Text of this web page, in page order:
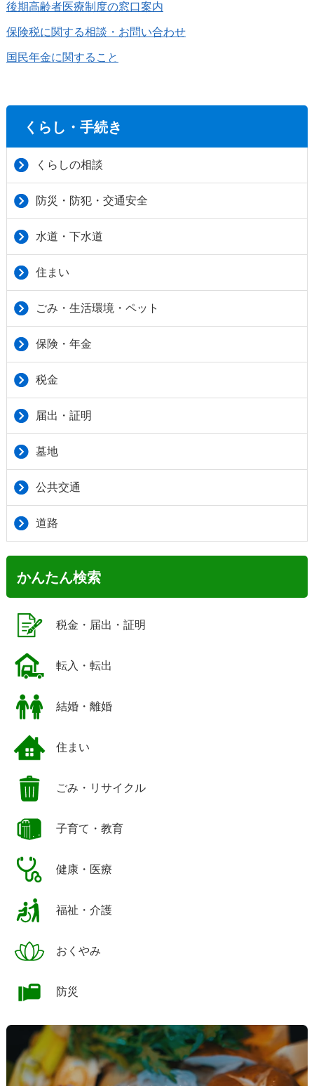
後期高齢者医療制度の窓口案内
保険税に関する相談・お問い合わせ
国民年金に関すること
くらし・手続き
くらしの相談
防災・防犯・交通安全
水道・下水道
住まい
ごみ・生活環境・ペット
保険・年金
税金
届出・証明
墓地
公共交通
道路
かんたん検索
税金・届出・証明
転入・転出
結婚・離婚
住まい
ごみ・リサイクル
子育て・教育
健康・医療
福祉・介護
おくやみ
防災